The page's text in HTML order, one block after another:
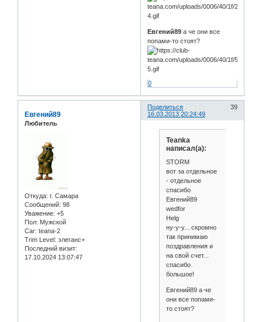
Евгений89 а че они все
попами-то стоят?
0
Поделиться
39
16.03.2013 20:24:49
Евгений89
Любитель
Откуда: г. Самара
Сообщений: 98
Уважение: +5
Пол: Мужской
Car: teana-2
Trim Level: элеганс+
Последний визит:
17.10.2024 13:07:47
Teanka
написал(а):
STORM
вот за отдельное
- отдельное
спасибо
Евгений89
wedfor
Helg
ну-у-у... скромно
так принимаю
поздравления и
на свой счет...
спасибо
большое!
Евгений89 а че
они все попами-
то стоят?